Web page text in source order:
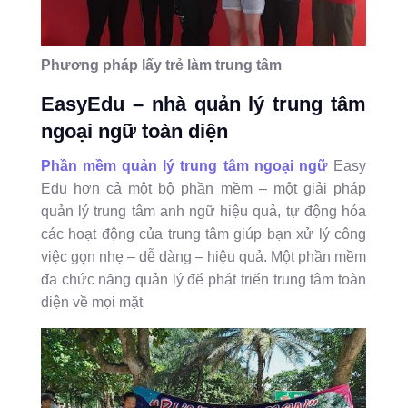
Phương pháp lấy trẻ làm trung tâm
EasyEdu – nhà quản lý trung tâm
ngoại ngữtoàn diện
Phần mềm quản lý trung tâm ngoại ngữ Easy
Edu hơn cả một bộ phần mềm – một giải pháp
quản lý trung tâm anh ngữ hiệu quả, tự động hóa
các hoạt động của trung tâm giúp bạn xử lý công
việc gọn nhẹ – dễ dàng – hiệu quả. Một phần mềm
đa chức năng quản lý để phát triển trung tâm toàn
diện về mọi mặt